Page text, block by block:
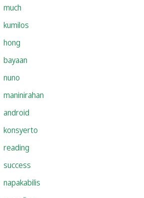
much
kumilos
hong
bayaan
nuno
maninirahan
android
konsyerto
reading
success
napakabilis